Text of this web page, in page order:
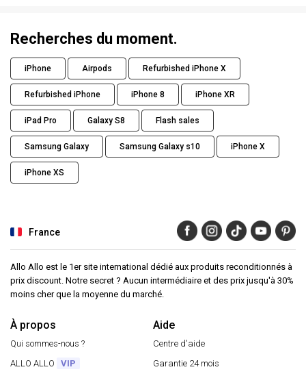
Recherches du moment.
iPhone Airpods Refurbished iPhone X
Refurbished iPhone iPhone 8 iPhone XR
iPad Pro Galaxy S8 Flash sales
Samsung Galaxy Samsung Galaxy s10 iPhone X
iPhone XS
France
Allo Allo est le 1er site international dédié aux produits reconditionnés à
prix discount. Notre secret ? Aucun intermédiaire et des prix jusqu'à 30%
moins cher que la moyenne du marché.
À propos
Qui sommes-nous ?
ALLO ALLO
VIP
Aide
Centre d'aide
Garantie 24 mois